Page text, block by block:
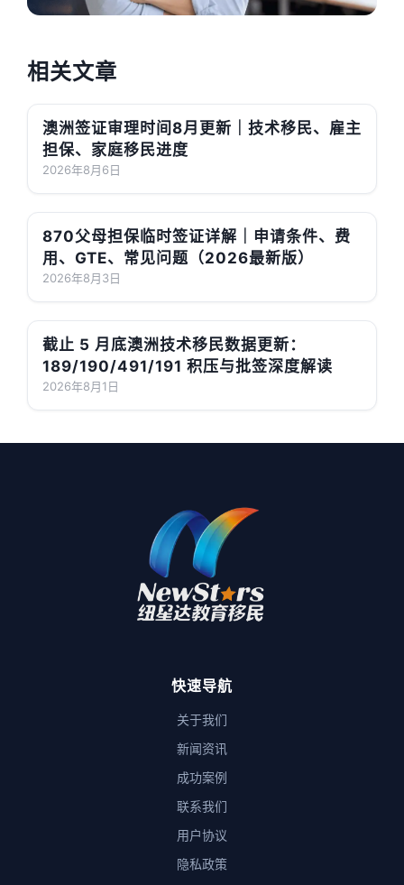
相关文章
澳洲签证审理时间8月更新｜技术移民、雇主
担保、家庭移民进度
2026年8月6日
870父母担保临时签证详解｜申请条件、费
用、GTE、常见问题（2026最新版）
2026年8月3日
截止 5 月底澳洲技术移民数据更新：
189/190/491/191 积压与批签深度解读
2026年8月1日
快速导航
关于我们
新闻资讯
成功案例
联系我们
用户协议
隐私政策